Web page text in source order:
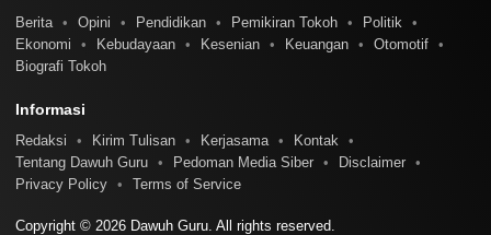
Berita Opini Pendidikan Pemikiran Tokoh
Politik
Ekonomi
Kebudayaan Kesenian Keuangan
Otomotif
Biografi Tokoh
Informasi
Redaksi Kirim Tulisan Kerjasama
Kontak
Tentang Dawuh Guru
Pedoman Media Siber
Disclaimer
Privacy Policy
Terms of Service
Copyright © 2026 Dawuh Guru. All rights reserved.